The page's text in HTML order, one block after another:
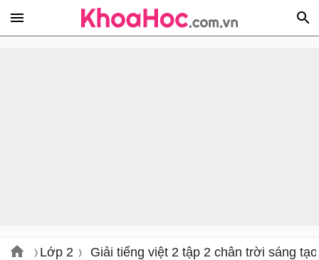
Lớp 2 Giải tiếng việt 2 tập 2 chân trời sáng tạo